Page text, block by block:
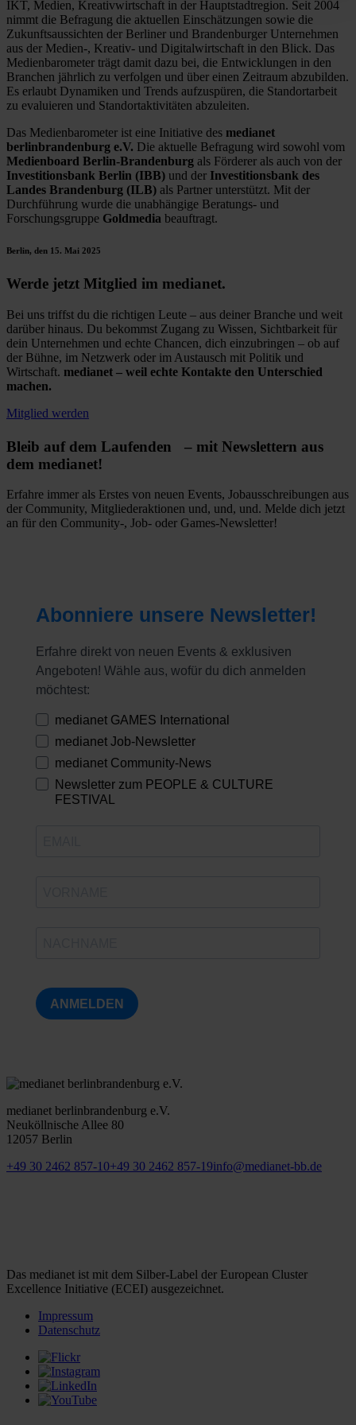
IKT, Medien, Kreativwirtschaft in der Hauptstadtregion. Seit 2004
nimmt die Befragung die aktuellen Einschätzungen sowie die
Zukunftsaussichten der Berliner und Brandenburger Unternehmen
aus der Medien-, Kreativ- und Digitalwirtschaft in den Blick. Das
Medienbarometer trägt damit dazu bei, die Entwicklungen in den
Branchen jährlich zu verfolgen und über einen Zeitraum abzubilden.
Es erlaubt Dynamiken und Trends aufzuspüren, die Standortarbeit
zu evaluieren und Standortaktivitäten abzuleiten.
Das Medienbarometer ist eine Initiative des medianet
berlinbrandenburg e.V. Die aktuelle Befragung wird sowohl vom
Medienboard Berlin-Brandenburg als Förderer als auch von der
Investitionsbank Berlin (IBB) und der Investitionsbank des
Landes Brandenburg (ILB) als Partner unterstützt. Mit der
Durchführung wurde die unabhängige Beratungs- und
Forschungsgruppe Goldmedia beauftragt.
Berlin, den 15. Mai 2025
Werde jetzt Mitglied im medianet.
Bei uns triffst du die richtigen Leute – aus deiner Branche und weit
darüber hinaus. Du bekommst Zugang zu Wissen, Sichtbarkeit für
dein Unternehmen und echte Chancen, dich einzubringen – ob auf
der Bühne, im Netzwerk oder im Austausch mit Politik und
Wirtschaft. medianet – weil echte Kontakte den Unterschied
machen.
Mitglied werden
Bleib auf dem Laufenden – mit Newslettern aus
dem medianet!
Erfahre immer als Erstes von neuen Events, Jobausschreibungen aus
der Community, Mitgliederaktionen und, und, und. Melde dich jetzt
an für den Community-, Job- oder Games-Newsletter!
Abonniere unsere Newsletter!
Erfahre direkt von neuen Events & exklusiven
Angeboten! Wähle aus, wofür du dich anmelden
möchtest:
medianet GAMES International
medianet Job-Newsletter
medianet Community-News
Newsletter zum PEOPLE & CULTURE
FESTIVAL
ANMELDEN
medianet berlinbrandenburg e.V.
Neuköllnische Allee 80
12057 Berlin
+49 30 2462 857-10+49 30 2462 857-19info@medianet-bb.de
Das medianet ist mit dem Silber-Label der European Cluster
Excellence Initiative (ECEI) ausgezeichnet.
Impressum
Datenschutz